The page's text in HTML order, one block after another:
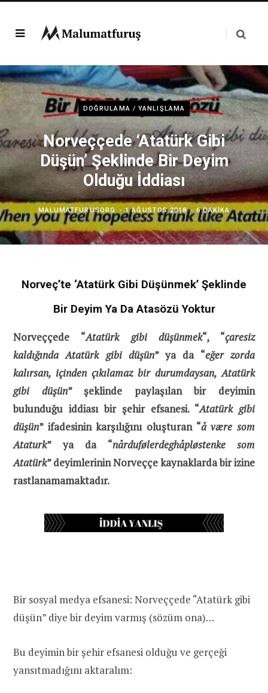
DOĞRULAMA / YANLIŞLAMA
Norveççede ‘Atatürk Gibi
Düşün’ Şeklinde Bir Deyim
Olduğu İddiası
MALUMATFURUSORG 1 AĞUSTOS 2018 6 DAKIKA
Norveç’te ‘Atatürk Gibi Düşünmek’ Şeklinde
Bir Deyim Ya Da Atasözü Yoktur
Norveççede “Atatürk gibi düşünmek“, “çaresiz
kaldığında Atatürk gibi düşün” ya da “eğer zorda
kalırsan, içinden çıkılamaz bir durumdaysan, Atatürk
gibi düşün” şeklinde paylaşılan bir deyimin
bulunduğu iddiası bir şehir efsanesi. “Atatürk gibi
düşün” ifadesinin karşılığını oluşturan “å være som
Ataturk” ya da “nårdufølerdeghåpløstenke som
Atatürk” deyimlerinin Norveççe kaynaklarda bir izine
rastlanamamaktadır.
Bir sosyal medya efsanesi: Norveççede “Atatürk gibi
düşün” diye bir deyim varmış (sözüm ona)…
Bu deyimin bir şehir efsanesi olduğu ve gerçeği
yansıtmadığını aktaralım: